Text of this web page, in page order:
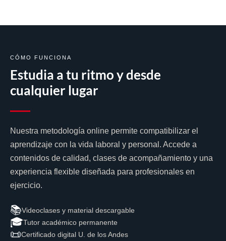
CÓMO FUNCIONA
Estudia a tu ritmo y desde
cualquier lugar
Nuestra metodología online permite compatibilizar el
aprendizaje con la vida laboral y personal. Accede a
contenidos de calidad, clases de acompañamiento y una
experiencia flexible diseñada para profesionales en
ejercicio.
📚Videoclases y material descargable
🎓Tutor académico permanente
📜Certificado digital U. de los Andes